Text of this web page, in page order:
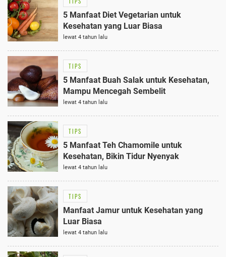
5 Manfaat Diet Vegetarian untuk
Kesehatan yang Luar Biasa
lewat 4 tahun lalu
TIPS
5 Manfaat Buah Salak untuk Kesehatan,
Mampu Mencegah Sembelit
lewat 4 tahun lalu
TIPS
5 Manfaat Teh Chamomile untuk
Kesehatan, Bikin Tidur Nyenyak
lewat 4 tahun lalu
TIPS
Manfaat Jamur untuk Kesehatan yang
Luar Biasa
lewat 4 tahun lalu